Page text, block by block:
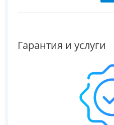
Гарантия и услуги